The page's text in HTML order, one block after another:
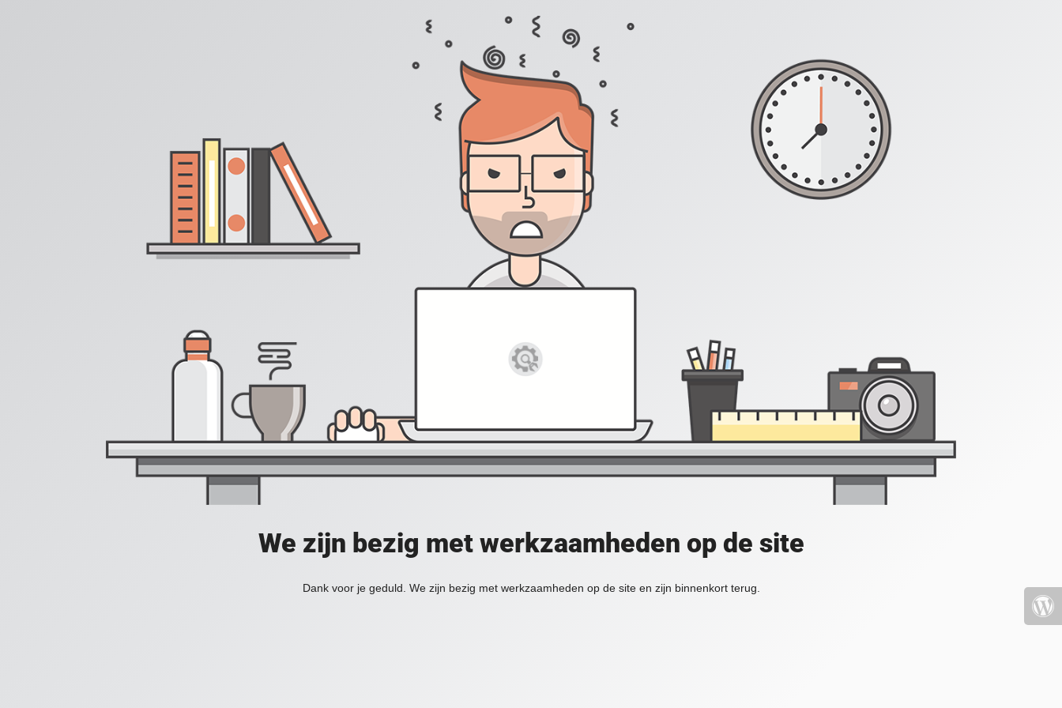
We zijn bezig met werkzaamheden op de site
Dank voor je geduld. We zijn bezig met werkzaamheden op de site en zijn binnenkort terug.